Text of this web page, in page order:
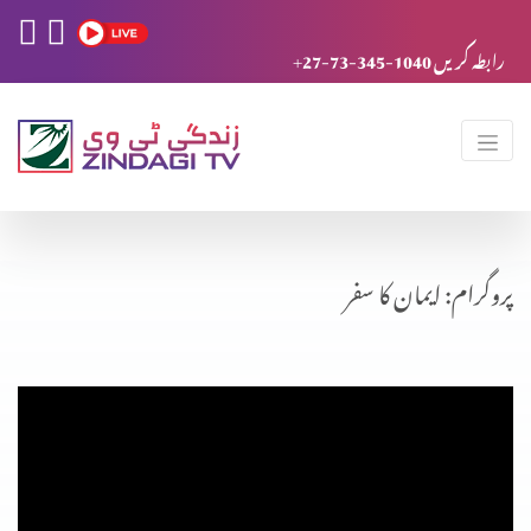
+27-73-345-1040 رابطہ کریں
پروگرام: ایمان کا سفر